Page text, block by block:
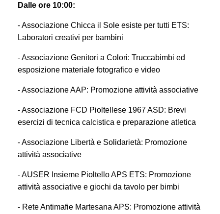
Dalle ore 10:00:
- Associazione Chicca il Sole esiste per tutti ETS:
Laboratori creativi per bambini
- Associazione Genitori a Colori: Truccabimbi ed
esposizione materiale fotografico e video
- Associazione AAP: Promozione attività associative
- Associazione FCD Pioltellese 1967 ASD: Brevi
esercizi di tecnica calcistica e preparazione atletica
- Associazione Libertà e Solidarietà: Promozione
attività associative
- AUSER Insieme Pioltello APS ETS: Promozione
attività associative e giochi da tavolo per bimbi
- Rete Antimafie Martesana APS: Promozione attività